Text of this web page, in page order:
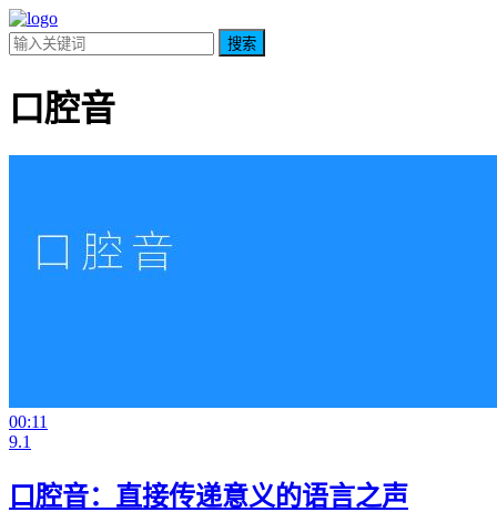
搜索
口腔音
00:11
9.1
口腔音：直接传递意义的语言之声